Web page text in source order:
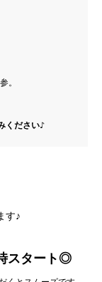
。
ください♪
す♪
スタート◎